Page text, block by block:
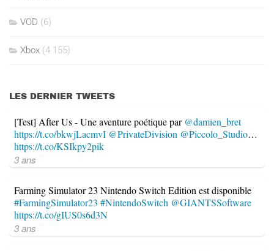
VOD (6)
Xbox (4 155)
LES DERNIER TWEETS
[Test] After Us - Une aventure poétique par @damien_bret
https://t.co/bkwjLacmvI @PrivateDivision @Piccolo_Studio…
https://t.co/KSIkpy2pik
3 ans
Farming Simulator 23 Nintendo Switch Edition est disponible
#FarmingSimulator23 #NintendoSwitch @GIANTSSoftware
https://t.co/gIUS0s6d3N
3 ans